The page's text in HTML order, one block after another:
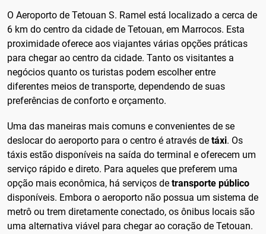
O Aeroporto de Tetouan S. Ramel está localizado a cerca de
6 km do centro da cidade de Tetouan, em Marrocos. Esta
proximidade oferece aos viajantes várias opções práticas
para chegar ao centro da cidade. Tanto os visitantes a
negócios quanto os turistas podem escolher entre
diferentes meios de transporte, dependendo de suas
preferências de conforto e orçamento.
Uma das maneiras mais comuns e convenientes de se
deslocar do aeroporto para o centro é através de táxi. Os
táxis estão disponíveis na saída do terminal e oferecem um
serviço rápido e direto. Para aqueles que preferem uma
opção mais econômica, há serviços de transporte público
disponíveis. Embora o aeroporto não possua um sistema de
metrô ou trem diretamente conectado, os ônibus locais são
uma alternativa viável para chegar ao coração de Tetouan.